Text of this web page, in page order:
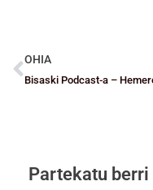
OHIA
Partekatu berri